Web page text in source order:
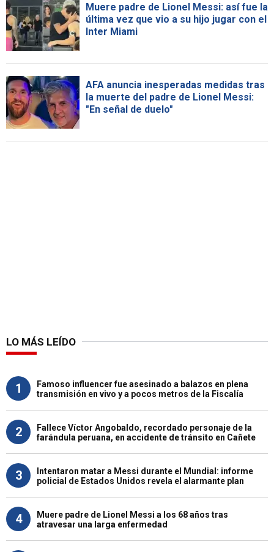
Muere padre de Lionel Messi: así fue la
última vez que vio a su hijo jugar con el
Inter Miami
AFA anuncia inesperadas medidas tras
la muerte del padre de Lionel Messi:
"En señal de duelo"
LO MÁS LEÍDO
1
Famoso influencer fue asesinado a balazos en plena
transmisión en vivo y a pocos metros de la Fiscalía
2
Fallece Víctor Angobaldo, recordado personaje de la
farándula peruana, en accidente de tránsito en Cañete
3
Intentaron matar a Messi durante el Mundial: informe
policial de Estados Unidos revela el alarmante plan
4
Muere padre de Lionel Messi a los 68 años tras
atravesar una larga enfermedad